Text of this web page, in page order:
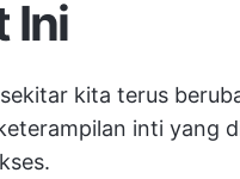
Ini
kita terus
inti yang